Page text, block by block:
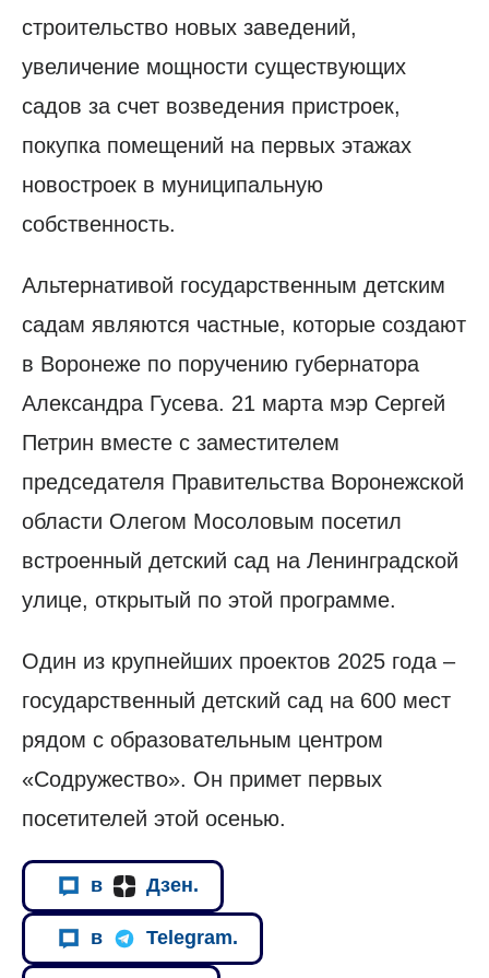
строительство новых заведений,
увеличение мощности существующих
садов за счет возведения пристроек,
покупка помещений на первых этажах
новостроек в муниципальную
собственность.
Альтернативой государственным детским
садам являются частные, которые создают
в Воронеже по поручению губернатора
Александра Гусева. 21 марта мэр Сергей
Петрин вместе с заместителем
председателя Правительства Воронежской
области Олегом Мосоловым посетил
встроенный детский сад на Ленинградской
улице, открытый по этой программе.
Один из крупнейших проектов 2025 года –
государственный детский сад на 600 мест
рядом с образовательным центром
«Содружество». Он примет первых
посетителей этой осенью.
в Дзен.
в Telegram.